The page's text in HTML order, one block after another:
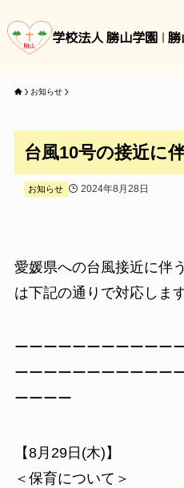
学校法人 勝山学園 勝
お知らせ
台風10号の接近に
お知らせ 2024年8月28日
愛媛県への台風接近に伴
は下記の通りで対応します
ーーーーーーーーーーー
ーーーーーーーーーーー
ーーーー
【8月29日(木)】
＜保育について＞